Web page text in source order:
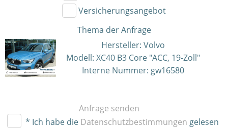
Versicherungsangebot
Thema der Anfrage
Hersteller: Volvo
Modell: XC40 B3 Core "ACC, 19-Zoll"
Interne Nummer: gw16580
Anfrage senden
* Ich habe die Datenschutzbestimmungen gelesen